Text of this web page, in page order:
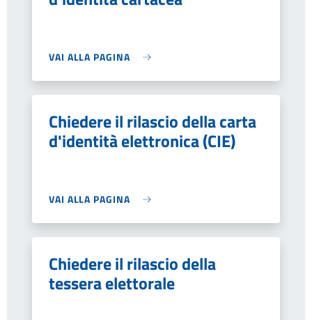
VAI ALLA PAGINA
Chiedere il rilascio della carta
d'identità elettronica (CIE)
VAI ALLA PAGINA
Chiedere il rilascio della
tessera elettorale